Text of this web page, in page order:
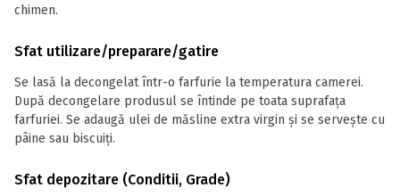
chimen.
Sfat utilizare/preparare/gatire
Se lasă la decongelat într-o farfurie la temperatura camerei.
După decongelare produsul se întinde pe toata suprafața
farfuriei. Se adaugă ulei de măsline extra virgin și se servește cu
pâine sau biscuiți.
Sfat depozitare (Conditii, Grade)